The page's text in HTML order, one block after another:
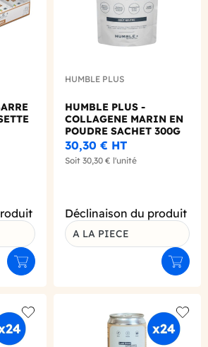
Ajouter au panier
HUMBLE PLUS
HUMBLE PLUS -
COLLAGENE MARIN EN
POUDRE SACHET 300G
30,30 € HT
Soit 30,30 € l'unité
Déclinaison du produit
A LA PIECE
Add to wishlist Add